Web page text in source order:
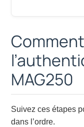
MAG250
Suivez ces étapes
dans l’ordre.